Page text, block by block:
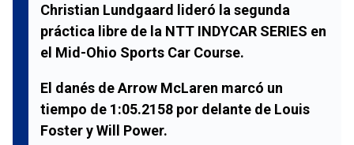
Christian Lundgaard lideró la segunda
práctica libre de la NTT INDYCAR SERIES en
el Mid-Ohio Sports Car Course.
El danés de Arrow McLaren marcó un
tiempo de 1:05.2158 por delante de Louis
Foster y Will Power.